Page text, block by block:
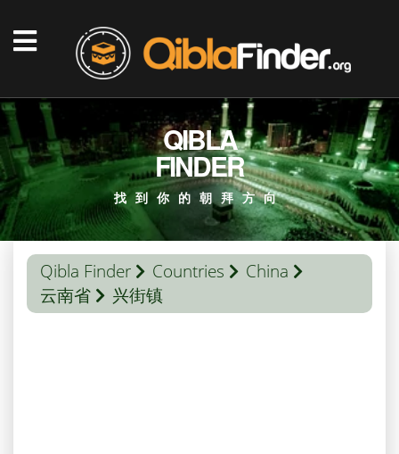
QIBLA
FINDER
找到你的朝拜方向
Qibla Finder Countries
China
云南省
兴街镇